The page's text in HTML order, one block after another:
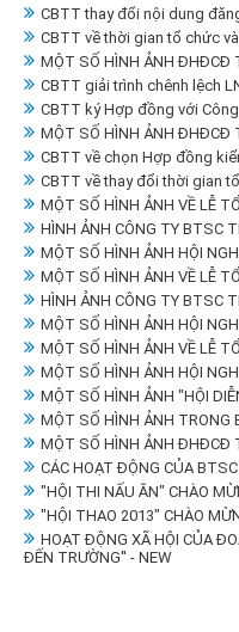
CBTT thay đổi nội dung
CBTT về thời gian tổ chức
MỘT SỐ HÌNH ẢNH ĐHĐCĐ
CBTT giải trình chênh lệch
CBTT ký Hợp đồng với
MỘT SỐ HÌNH ẢNH ĐHĐCĐ
CBTT về chọn Hợp đồng
CBTT về thay đổi thời gian
MỘT SỐ HÌNH ẢNH VỀ LỄ
HÌNH ẢNH CÔNG TY BTSC
MỘT SỐ HÌNH ẢNH HỘI
MỘT SỐ HÌNH ẢNH VỀ LỄ
HÌNH ẢNH CÔNG TY BTSC
MỘT SỐ HÌNH ẢNH HỘI
MỘT SỐ HÌNH ẢNH VỀ LỄ
MỘT SỐ HÌNH ẢNH HỘI
MỘT SỐ HÌNH ẢNH "HỘI
MỘT SỐ HÌNH ẢNH TRONG
MỘT SỐ HÌNH ẢNH ĐHĐCĐ
CÁC HOẠT ĐỘNG CỦA
"HỘI THI NẤU ĂN" CHÀO
"HỘI THAO 2013" CHÀO
HOẠT ĐỘNG XÃ HỘI CỦA
ĐẾN TRƯỜNG'' - NEW